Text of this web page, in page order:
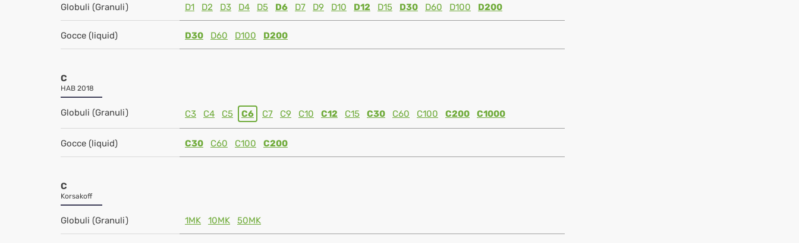
Globuli (Granuli) D1 D2 D3 D4 D5 D6 D7 D9 D10 D12 D15 D30 D60 D100 D200
Gocce (liquid) D30 D60 D100 D200
C
HAB 2018
Globuli (Granuli) C3 C4 C5 C6 C7 C9 C10 C12 C15 C30 C60 C100 C200 C1000
Gocce (liquid) C30 C60 C100 C200
C
Korsakoff
Globuli (Granuli) 1MK 10MK 50MK